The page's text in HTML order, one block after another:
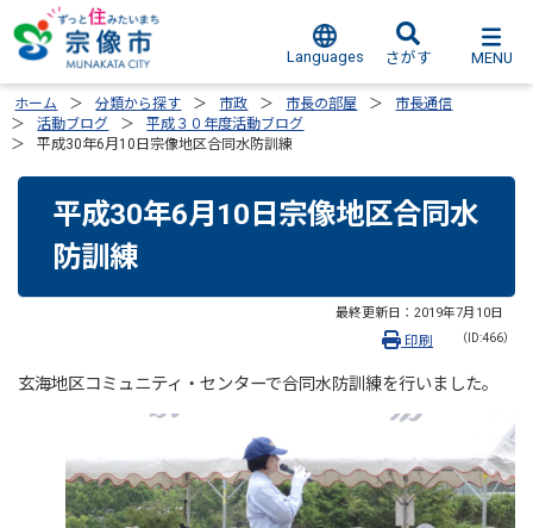
Languages さがす MENU
ホーム 分類から探す 市政 市長の部屋
市長通信
活動ブログ
平成３０年度活動ブログ
平成30年6月10日宗像地区合同水防訓練
平成30年6月10日宗像地区合同水
防訓練
最終更新日： 2019年7月10日
（ID:466）
印刷
玄海地区コミュニティ・センターで合同水防訓練を行いました。